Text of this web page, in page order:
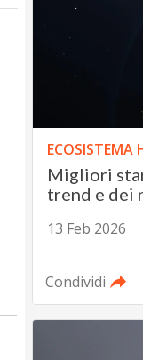
ECOSISTEMA
Migliori
trend e dei
13 Feb 2026
Condividi